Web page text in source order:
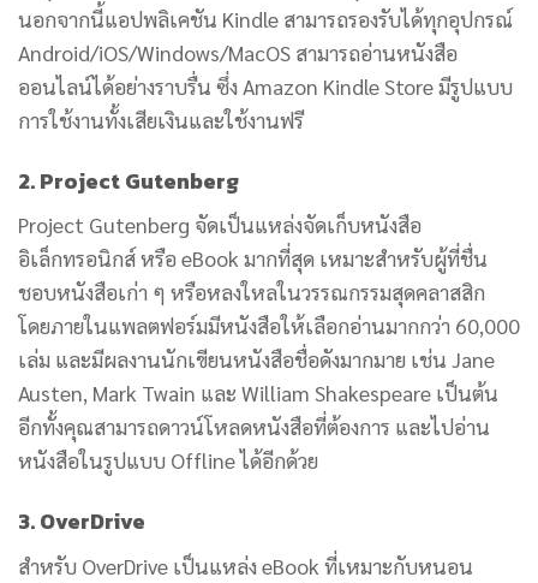
นอกจากนี้แอปพลิเคชัน Kindle สามารถรองรับได้ทุกอุปกรณ์
Android/iOS/Windows/MacOS สามารถอ่านหนังสือ
ออนไลน์ได้อย่างราบรื่น ซึ่ง Amazon Kindle Store มีรูปแบบ
การใช้งานทั้งเสียเงินและใช้งานฟรี
2. Project Gutenberg
Project Gutenberg จัดเป็นแหล่งจัดเก็บหนังสือ
อิเล็กทรอนิกส์ หรือ eBook มากที่สุด เหมาะสำหรับผู้ที่ชื่น
ชอบหนังสือเก่า ๆ หรือหลงใหลในวรรณกรรมสุดคลาสสิก
โดยภายในแพลตฟอร์มมีหนังสือให้เลือกอ่านมากกว่า 60,000
เล่ม และมีผลงานนักเขียนหนังสือชื่อดังมากมาย เช่น Jane
Austen, Mark Twain และ William Shakespeare เป็นต้น
อีกทั้งคุณสามารถดาวน์โหลดหนังสือที่ต้องการ และไปอ่าน
หนังสือในรูปแบบ Offline ได้อีกด้วย
3. OverDrive
สำหรับ OverDrive เป็นแหล่ง eBook ที่เหมาะกับหนอน